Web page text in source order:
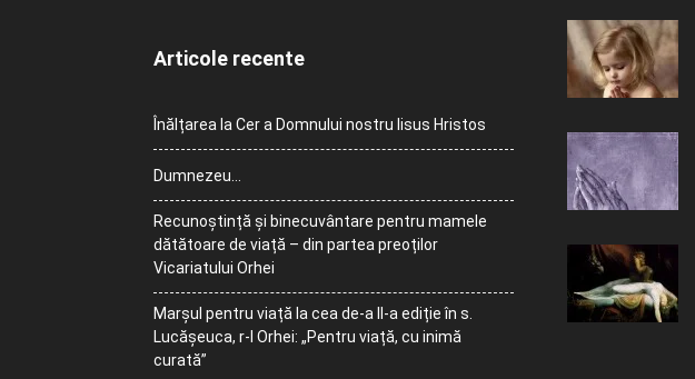
Articole recente
Înălțarea la Cer a Domnului nostru Iisus Hristos
Dumnezeu…
Recunoștință și binecuvântare pentru mamele
dătătoare de viață – din partea preoților
Vicariatului Orhei
Marșul pentru viață la cea de-a II-a ediție în s.
Lucășeuca, r-l Orhei: „Pentru viață, cu inimă
curată”